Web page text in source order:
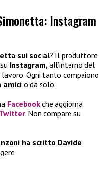
Instagram
sui social? Il produttore
Instagram , all’interno del
Ogni tanto compaiono
amici o da solo.
Facebook che aggiorna
Twitter. Non compare su
ha scritto Davide